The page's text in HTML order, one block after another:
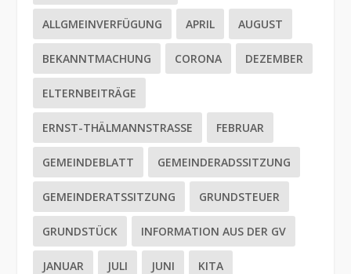
ALLGMEINVERFÜGUNG APRIL AUGUST
BEKANNTMACHUNG CORONA DEZEMBER
ELTERNBEITRÄGE
ERNST-THÄLMANNSTRASSE FEBRUAR
GEMEINDEBLATT GEMEINDERADSSITZUNG
GEMEINDERATSSITZUNG GRUNDSTEUER
GRUNDSTÜCK INFORMATION AUS DER GV
JANUAR JULI JUNI KITA